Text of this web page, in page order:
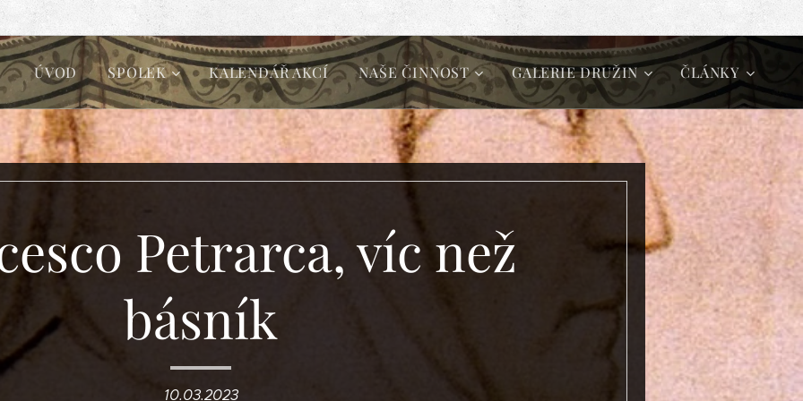
ÚVOD SPOLEK KALENDÁŘ AKCÍ NAŠE ČINNOST GALERIE DRUŽIN ČLÁNKY
Petrarca, víc než
básník
10.03.2023